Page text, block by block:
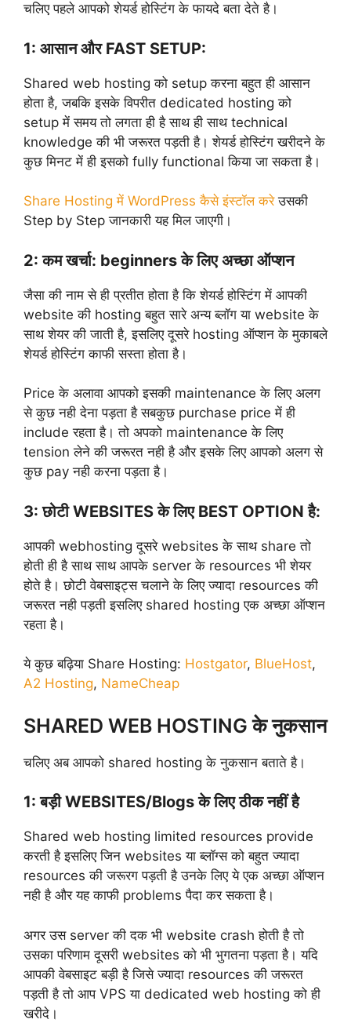
चलिए पहले आपको शेयर्ड होस्टिंग के फायदे बता देते है।
1: आसान और FAST SETUP:
Shared web hosting को setup करना बहुत ही आसान
होता है, जबकि इसके विपरीत dedicated hosting को
setup में समय तो लगता ही है साथ ही साथ technical
knowledge की भी जरूरत पड़ती है। शेयर्ड होस्टिंग खरीदने के
कुछ मिनट में ही इसको fully functional किया जा सकता है।
Share Hosting में WordPress कैसे इंस्टॉल करेउसकी
Step by Step जानकारी यह मिल जाएगी।
2: कम खर्चा: beginners के लिए अच्छा ऑप्शन
जैसा की नाम से ही प्रतीत होता है कि शेयर्ड होस्टिंग में आपकी
website की hosting बहुत सारे अन्य ब्लॉग या website के
साथ शेयर की जाती है, इसलिए दूसरे hosting ऑप्शन के मुकाबले
शेयर्ड होस्टिंग काफी सस्ता होता है।
Price के अलावा आपको इसकी maintenance के लिए अलग
से कुछ नही देना पड़ता है सबकुछ purchase price में ही
include रहता है। तो अपको maintenance के लिए
tension लेने की जरूरत नही है और इसके लिए आपको अलग से
कुछ pay नही करना पड़ता है।
3: छोटी WEBSITES के लिए BEST OPTION है:
आपकी webhosting दूसरे websites के साथ share तो
होती ही है साथ साथ आपके server के resources भी शेयर
होते है। छोटी वेबसाइट्स चलाने के लिए ज्यादा resources की
जरूरत नही पड़ती इसलिए shared hosting एक अच्छा ऑप्शन
रहता है।
ये कुछ बढ़िया Share Hosting: Hostgator, BlueHost,
A2 Hosting, NameCheap
SHARED WEB HOSTING के नुकसान
चलिए अब आपको shared hosting के नुकसान बताते है।
1: बड़ी WEBSITES/Blogs के लिए ठीक नहीं है
Shared web hosting limited resources provide
करती है इसलिए जिन websites या ब्लॉग्स को बहुत ज्यादा
resources की जरूरग पड़ती है उनके लिए ये एक अच्छा ऑप्शन
नही है और यह काफी problems पैदा कर सकता है।
अगर उस server की दक भी website crash होती है तो
उसका परिणाम दूसरी websites को भी भुगतना पड़ता है। यदि
आपकी वेबसाइट बड़ी है जिसे ज्यादा resources की जरूरत
पड़ती है तो आप VPS या dedicated web hosting को ही
खरीदे।